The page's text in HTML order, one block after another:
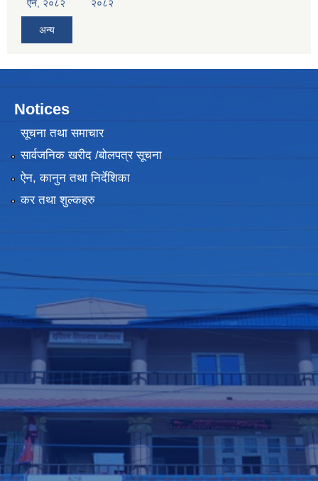
ऐन, २०८२
२०८२
अन्य
Notices
सूचना तथा समाचार
सार्वजनिक खरीद /बोलपत्र सूचना
ऐन, कानुन तथा निर्देशिका
कर तथा शुल्कहरु